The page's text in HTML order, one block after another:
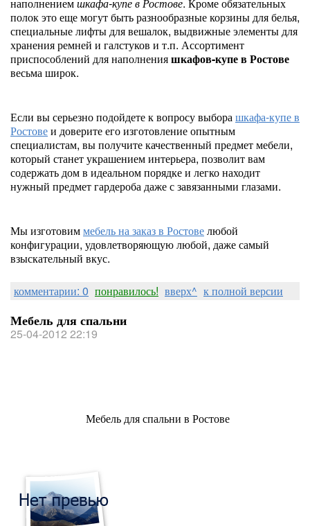
полок это еще могут быть разнообразные корзины для белья,
специальные лифты для вешалок, выдвижные элементы для
хранения ремней и галстуков и т.п. Ассортимент
приспособлений для наполненияшкафов-купе в Ростове
весьма широк.
Если вы серьезно подойдете к вопросу выборашкафа-купе в
Ростовеи доверите его изготовление опытным
специалистам, вы получите качественный предмет мебели,
который станет украшением интерьера, позволит вам
содержать дом в идеальном порядке и легко находит
нужный предмет гардероба даже с завязанными глазами.
Мы изготовиммебель на заказ в Ростовелюбой
конфигурации, удовлетворяющую любой, даже самый
взыскательный вкус.
комментарии: 0 понравилось! вверх^ к полной версии
Мебель для спальни
25-04-2012 22:19
Мебель для спальни в Ростове